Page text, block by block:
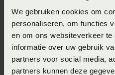
We gebruiken cookies om
personaliseren, om functies
en om ons websiteverkeer
informatie over uw gebruik
partners voor social media,
partners kunnen deze
Jersey
Specifiek materiaal
97% Katoen, 3% elestan
Afwerking